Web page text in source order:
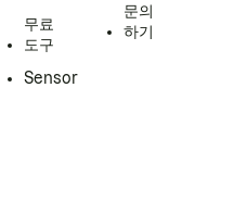
무료
도구
Sensor
문의
하기